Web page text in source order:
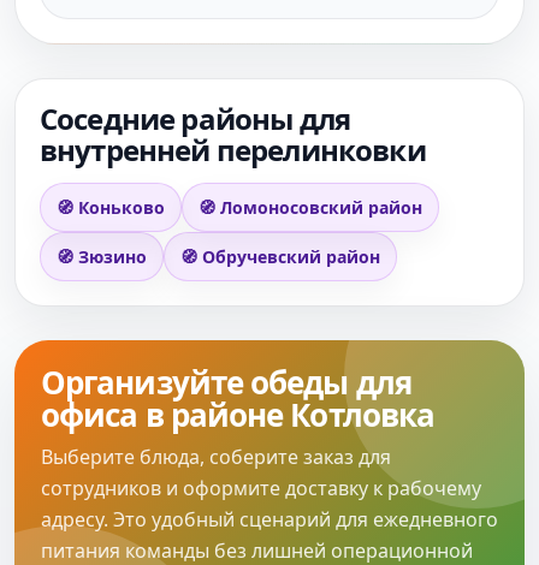
Соседние районы для
внутренней перелинковки
🧭 Коньково 🧭 Ломоносовский район
🧭 Зюзино 🧭 Обручевский район
Организуйте обеды для
офиса в районе Котловка
Выберите блюда, соберите заказ для
сотрудников и оформите доставку к рабочему
адресу. Это удобный сценарий для ежедневного
питания команды без лишней операционной